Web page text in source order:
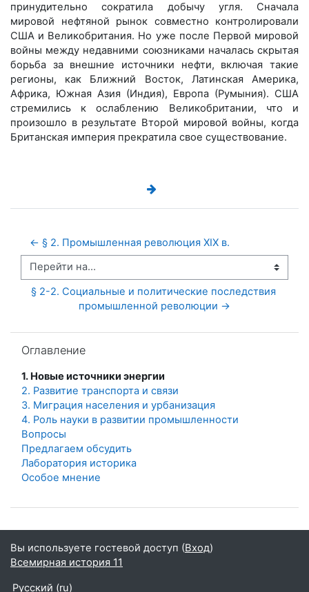
принудительно сократила добычу угля. Сначала
мировой нефтяной рынок совместно контролировали
США и Великобритания. Но уже после Первой мировой
войны между недавними союзниками началась скрытая
борьба за внешние источники нефти, включая такие
регионы, как Ближний Восток, Латинская Америка,
Африка, Южная Азия (Индия), Европа (Румыния). США
стремились к ослаблению Великобритании, что и
произошло в результате Второй мировой войны, когда
Британская империя прекратила свое существование.
← § 2. Промышленная революция XIX в.
Перейти на...
§ 2-2. Социальные и политические последствия
промышленной революции →
Оглавление
1. Новые источники энергии
2. Развитие транспорта и связи
3. Миграция населения и урбанизация
4. Роль науки в развитии промышленности
Вопросы
Предлагаем обсудить
Лаборатория историка
Особое мнение
Вы используете гостевой доступ (Вход)
Всемирная история 11
Русский ‎(ru)‎